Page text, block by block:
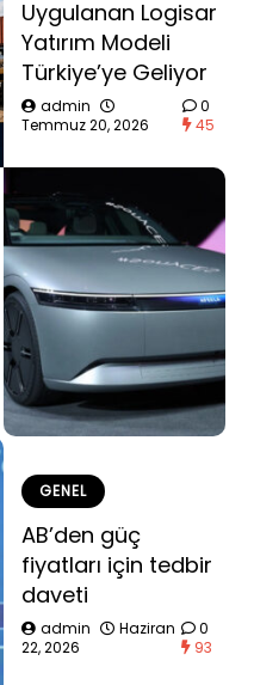
Uygulanan Logisar
Yatırım Modeli
Türkiye’ye Geliyor
admin
Temmuz 20, 2026
0
45
GENEL
AB’den güç
fiyatları için tedbir
daveti
admin
Haziran
22, 2026
0
93